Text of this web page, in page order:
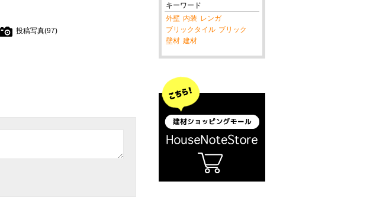
投稿写真(97)
キーワード
外壁 内装 レンガ
ブリックタイル ブリック
壁材 建材